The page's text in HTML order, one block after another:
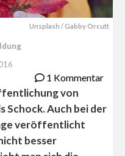
Unsplash / Gabby Orcutt
1 Kommentar
von
Schock. Auch bei der
veröffentlicht
besser